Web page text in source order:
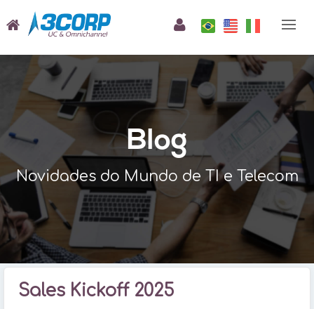
Blog
Novidades do Mundo de TI e Telecom
Sales Kickoff 2025